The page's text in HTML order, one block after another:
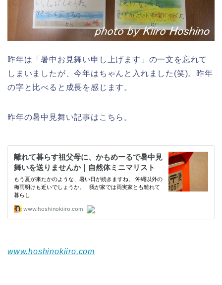
昨年は「暑中お見舞い申し上げます」の一文を忘れて
しまいましたが、今年はちゃんと入れました(笑)。昨年
の字と比べると成長を感じます。
昨年の暑中見舞い記事はこちら。
www.hoshinokiiro.com